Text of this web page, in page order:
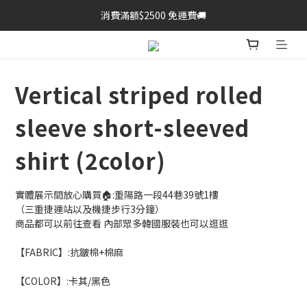
消費滿額$2500 免運費🚚
Vertical striped rolled
sleeve short-sleeved
shirt (2color)
實體展示間放心購買🏠:重陽路一段44巷39號1樓
（三重捷運站以及機捷步行3分鐘）
商品都可以前往查看 內部眾多韓國服裝也可以逛逛
【FABRIC】:抗皺棉+棉麻
【COLOR】:卡其/黑色